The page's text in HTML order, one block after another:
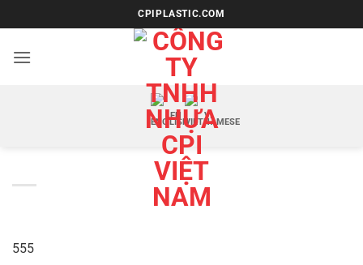
qua
nội
CPIPLASTIC.COM
EN VI
555